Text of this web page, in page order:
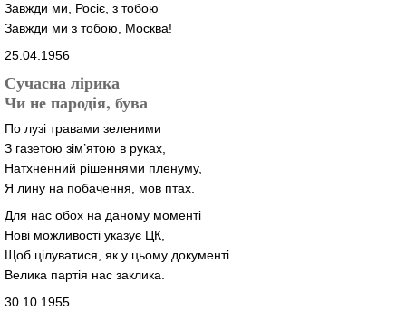
Завжди ми, Росіє, з тобою
Завжди ми з тобою, Москва!
25.04.1956
Сучасна лірика
Чи не пародія, бува
По лузі травами зеленими
З газетою зім’ятою в руках,
Натхненний рішеннями пленуму,
Я лину на побачення, мов птах.
Для нас обох на даному моменті
Нові можливості указує ЦК,
Щоб цілуватися, як у цьому документі
Велика партія нас заклика.
30.10.1955